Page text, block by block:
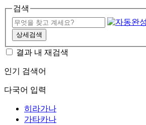
검색
상세검색
결과 내 재검색
인기 검색어
다국어 입력
히라가나
가타카나